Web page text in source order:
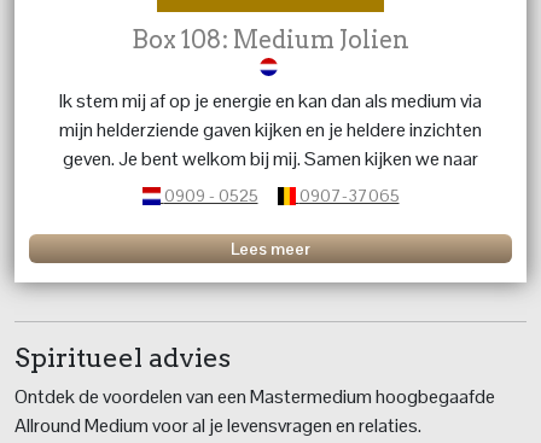
Box 108: Medium Jolien
Ik stem mij af op je energie en kan dan als medium via
mijn helderziende gaven kijken en je heldere inzichten
geven. Je bent welkom bij mij. Samen kijken we naar
wat jou nu het meest helpt, zodat je lichter en meer in
0909 - 0525 0907-37065
Lees meer
Spiritueel advies
Ontdek de voordelen van een Mastermedium hoogbegaafde
Allround Medium voor al je levensvragen en relaties.